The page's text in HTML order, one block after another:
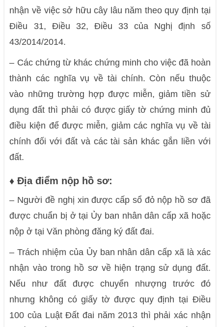
nhận về việc sở hữu cây lâu năm theo quy định tại
Điều 31, Điều 32, Điều 33 của Nghị định số
43/2014/2014.
– Các chứng từ khác chứng minh cho việc đã hoàn
thành các nghĩa vụ về tài chính. Còn nếu thuộc
vào những trường hợp được miễn, giảm tiền sử
dụng đất thì phải có được giấy tờ chứng minh đủ
điều kiện để được miễn, giảm các nghĩa vụ về tài
chính đối với đất và các tài sản khác gắn liền với
đất.
♦ Địa điểm nộp hồ sơ:
– Người đề nghị xin được cấp sổ đỏ nộp hồ sơ đã
được chuẩn bị ở tại Ủy ban nhân dân cấp xã hoặc
nộp ở tại Văn phòng đăng ký đất đai.
– Trách nhiệm của Ủy ban nhân dân cấp xã là xác
nhận vào trong hồ sơ về hiện trạng sử dụng đất.
Nếu như đất được chuyển nhượng trước đó
nhưng không có giấy tờ được quy định tại Điều
100 của Luật Đất đai năm 2013 thì phải xác nhận